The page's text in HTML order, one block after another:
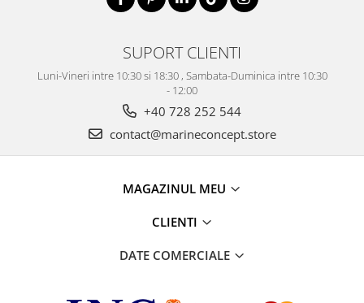
SUPORT CLIENTI
Luni-Vineri intre 10:30 si 18:30 , Sambata-Duminica intre 10:30
- 12:00
+40 728 252 544
contact@marineconcept.store
MAGAZINUL MEU
CLIENTI
DATE COMERCIALE